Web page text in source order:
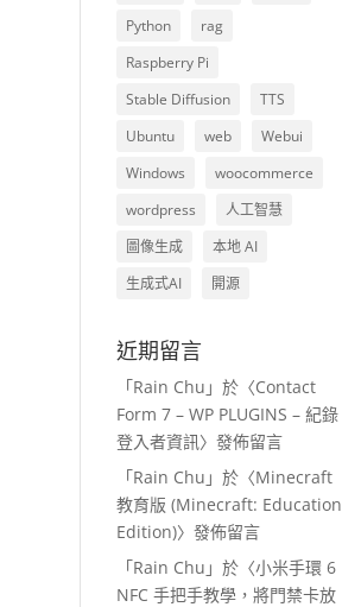
Python
rag
Raspberry Pi
Stable Diffusion
TTS
Ubuntu
web
Webui
Windows
woocommerce
wordpress
人工智慧
圖像生成
本地 AI
生成式AI
開源
近期留言
「Rain Chu 」於〈Contact
Form 7 – WP PLUGINS – 紀錄
登入者資訊〉發佈留言
「Rain Chu 」於〈Minecraft
教育版 (Minecraft: Education
Edition)〉發佈留言
「Rain Chu 」於〈小米手環 6
NFC 手把手教學，將門禁卡放